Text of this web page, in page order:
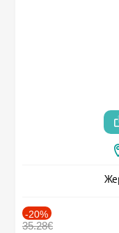
-20%
35.28€